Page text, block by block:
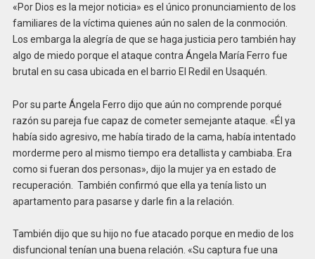
«Por Dios es la mejor noticia» es el único pronunciamiento de los
familiares de la víctima quienes aún no salen de la conmoción.
Los embarga la alegría de que se haga justicia pero también hay
algo de miedo porque el ataque contra Ángela María Ferro fue
brutal en su casa ubicada en el barrio El Redil en Usaquén.
Por su parte Ángela Ferro dijo que aún no comprende porqué
razón su pareja fue capaz de cometer semejante ataque. «Él ya
había sido agresivo, me había tirado de la cama, había intentado
morderme pero al mismo tiempo era detallista y cambiaba. Era
como si fueran dos personas», dijo la mujer ya en estado de
recuperación. También confirmó que ella ya tenía listo un
apartamento para pasarse y darle fin a la relación.
También dijo que su hijo no fue atacado porque en medio de los
disfuncional tenían una buena relación. «Su captura fue una